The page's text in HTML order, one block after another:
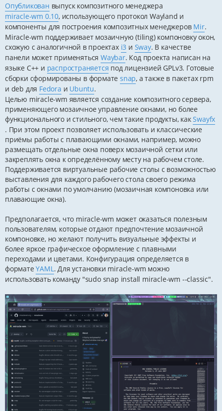
о
б
щ
е
н
и
е
Опубликован выпуск композитного менеджера
miracle-wm 0.10, использующего протокол Wayland и
компоненты для построения композитных менеджеров Mir.
Miracle-wm поддерживает мозаичную (tiling) компоновку окон,
схожую с аналогичной в проектах i3 и Sway. В качестве
панели может применятьсяWaybar. Код проекта написан на
языке C++ и распространяется под лицензией GPLv3. Готовые
сборки сформированы в форматеsnap, а также в пакетах rpm
и deb для Fedora и Ubuntu.
Целью miracle-wm является создание композитного сервера,
применяющего мозаичное управление окнами, но более
функционального и стильного, чем такие продукты, какSwayfx
. При этом проект позволяет использовать и классические
приёмы работы с плавающими окнами, например, можно
размещать отдельные окна поверх мозаичной сетки или
закреплять окна к определённому месту на рабочем столе.
Поддерживается виртуальные рабочие столы с возможностью
выставления для каждого рабочего стола своего режима
работы с окнами по умолчанию (мозаичная компоновка или
плавающие окна).
Предполагается, что miracle-wm может оказаться полезным
пользователям, которые отдают предпочтение мозаичной
компоновке, но желают получить визуальные эффекты и
более яркое графическое оформление с плавными
переходами и цветами. Конфигурация определяется в
форматеYAML. Для установки miracle-wm можно
использовать команду "sudo snap install miracle-wm --classic".